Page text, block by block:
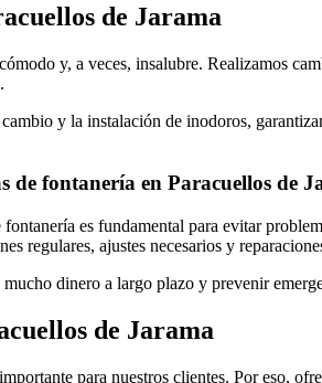
de Jarama
y, a veces, insalubre. Realizamos
y la instalación de inodoros,
de fontanería en Paracuellos de
es fundamental para evitar
regulares, ajustes necesarios y
dinero a largo plazo y prevenir
de Jarama
para nuestros clientes. Por eso,